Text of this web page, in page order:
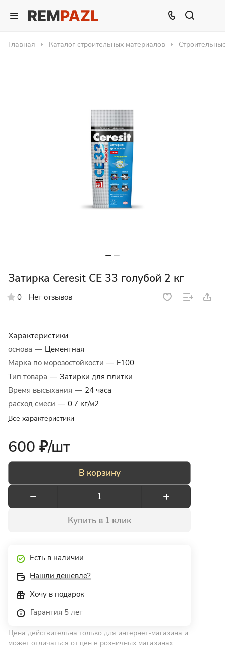
Главная Каталог строительных материалов
Затирка Ceresit СЕ 33 голубой 2 кг
0 Нет отзывов
Характеристики
основа — Цементная
Марка по морозостойкости — F100
Тип товара — Затирки для плитки
Время высыхания — 24 часа
расход смеси — 0.7 кг/м2
Все характеристики
600 ₽/шт
В корзину
Купить в 1 клик
Есть в наличии
Нашли дешевле?
Хочу в подарок
Гарантия 5 лет
Цена действительна только для интернет-магазина и
может отличаться от цен в розничных магазинах